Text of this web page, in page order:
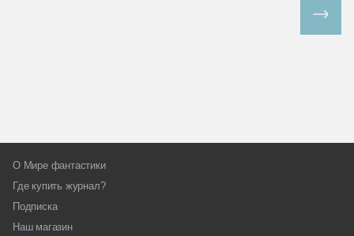
О Мире фантастики
Где купить журнал?
Подписка
Наш магазин